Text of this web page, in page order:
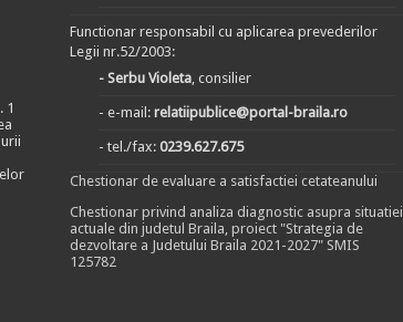
1
Functionar responsabil cu aplicarea prevederilor
Legii nr.52/2003:
- Serbu Violeta, consilier
- e-mail:relatiipublice@portal-braila.ro
- tel./fax:0239.627.675
Chestionar de evaluare a satisfactiei cetateanului
Chestionar privind analiza diagnostic asupra situatiei
actuale din judetul Braila, proiect "Strategia de
dezvoltare a Judetului Braila 2021-2027" SMIS
125782